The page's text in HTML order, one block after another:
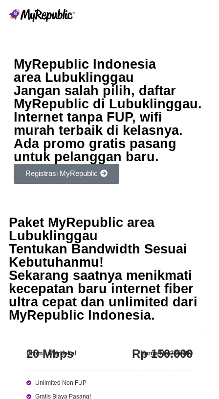
MyRepublic Indonesia
area Lubuklinggau
Jangan salah pilih, daftar
MyRepublic di Lubuklinggau.
Internet tanpa FUP, wifi
murah terbaik di kelasnya.
Ada promo gratis pasang
untuk pelanggan baru.
Registrasi MyRepublic
Paket MyRepublic area
Lubuklinggau
Tentukan Bandwidth Sesuai
Kebutuhanmu!
Sekarang saatnya menikmati
kecepatan baru internet fiber
ultra cepat dan unlimited dari
MyRepublic Indonesia.
Promo Merdeka!
20 Mbps HargaRp 235.000
Rp 150.000
Unlimited Non FUP
Gratis Biaya Pasang!